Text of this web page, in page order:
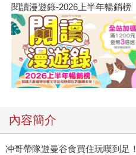
閱讀漫遊錄-2026上半年暢銷榜
內容簡介
冲哥帶隊遊曼谷食買住玩嘆到足！